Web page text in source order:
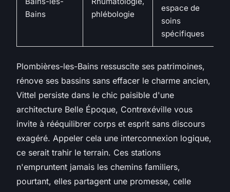
Bains
phlébologie
espace de
soins
spécifiques
Plombières-les-Bains ressuscite ses patrimoines,
rénove ses bassins sans effacer le charme ancien,
Vittel persiste dans le chic paisible d'une
architecture Belle Époque, Contrexéville vous
invite à rééquilibrer corps et esprit sans discours
exagéré. Appeler cela une interconnexion logique,
ce serait trahir le terrain. Ces stations
n'empruntent jamais les chemins familiers,
pourtant, elles partagent une promesse, celle